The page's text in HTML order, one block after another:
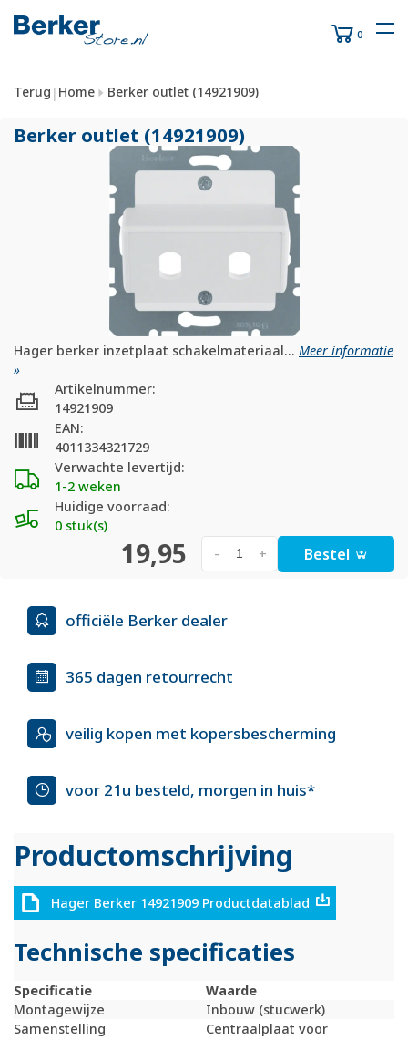
0
Terug | Home Berker outlet (14921909)
Berker outlet (14921909)
Hager berker inzetplaat schakelmateriaal... Meer informatie
»
Verwachte levertijd:
1-2 weken
Huidige voorraad:
0 stuk(s)
Artikelnummer:
14921909
EAN:
4011334321729
19,95 +
- Bestel
officiële Berker dealer
365 dagen retourrecht
veilig kopen met kopersbescherming
voor 21u besteld, morgen in huis*
Productomschrijving
Hager Berker 14921909 Productdatablad
Technische specificaties
Specificatie
Waarde
Montagewijze
Inbouw (stucwerk)
Samenstelling
Centraalplaat voor